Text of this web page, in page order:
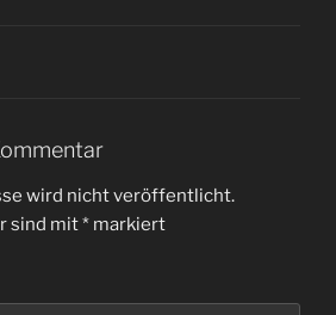
wird nicht veröffentlicht.
sind mit* markiert